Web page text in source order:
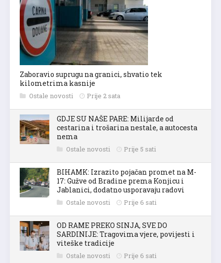
Zaboravio suprugu na granici, shvatio tek
kilometrima kasnije
Ostale novosti Prije 2 sata
GDJE SU NAŠE PARE: Milijarde od
cestarina i trošarina nestale, a autocesta
nema
Ostale novosti Prije 5 sati
BIHAMK: Izrazito pojačan promet na M-
17: Gužve od Bradine prema Konjicu i
Jablanici, dodatno usporavaju radovi
Ostale novosti Prije 6 sati
OD RAME PREKO SINJA, SVE DO
SARDINIJE: Tragovima vjere, povijesti i
viteške tradicije
Ostale novosti Prije 6 sati